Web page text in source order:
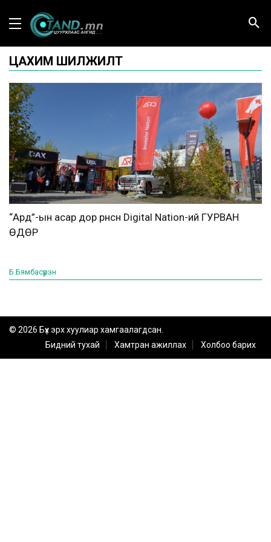
ЦАХИМ ШИЛЖИЛТ
“Ард”-ын асар дор өрнөсөн Digital Nation-ий ГУРВАН
ӨДӨР
Б.Бямбасүрэн
© 2026 Бүх эрх хуулиар хамгаалагдсан.
Бидний тухай
Хамтран ажиллах Холбоо барих